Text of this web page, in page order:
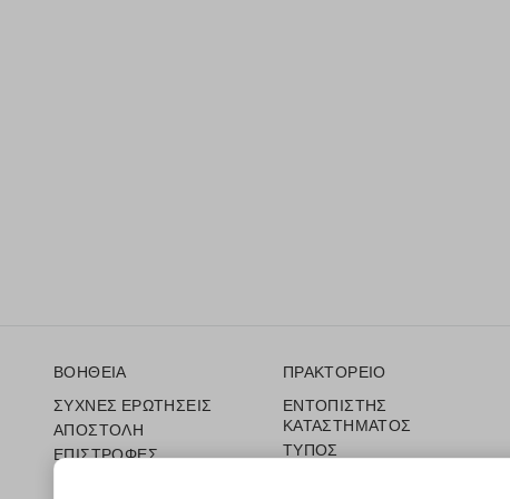
ΒΟΗΘΕΙΑ
ΣΥΧΝΕΣ ΕΡΩΤΗΣΕΙΣ
ΑΠΟΣΤΟΛΗ
ΕΠΙΣΤΡΟΦΕΣ
ΠΡΑΚΤΟΡΕΙΟ
ΕΝΤΟΠΙΣΤΗΣ
ΚΑΤΑΣΤΗΜΑΤΟΣ
ΤΥΠΟΣ